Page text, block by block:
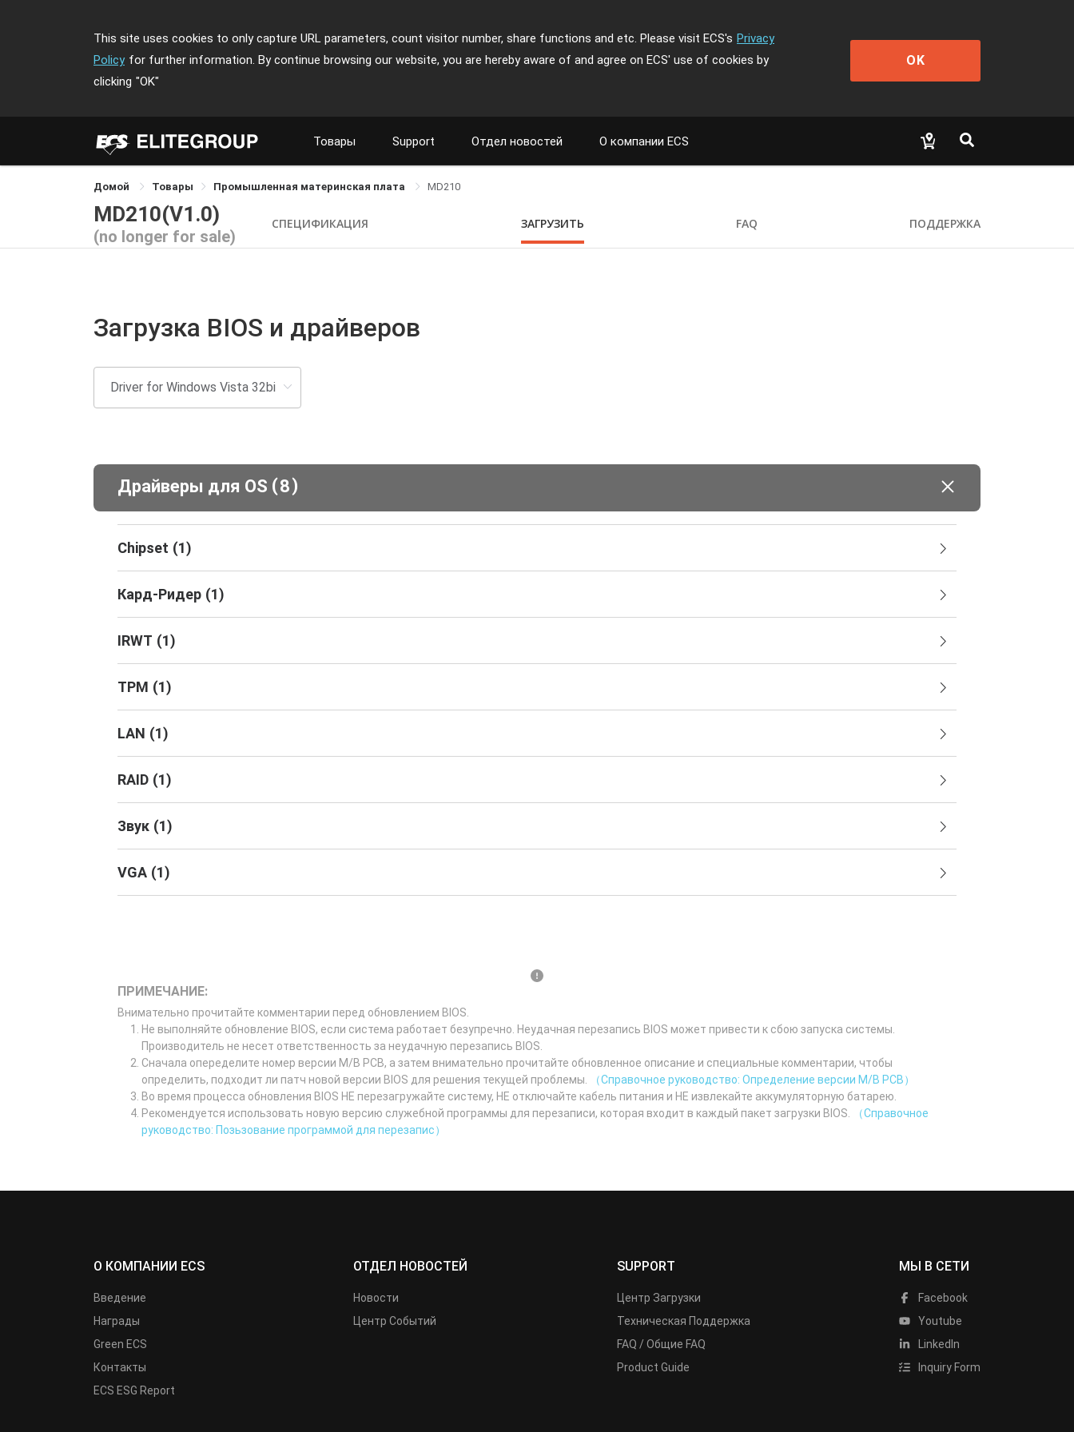
This site uses cookies to only capture URL parameters, count visitor number, share functions and etc. Please visit ECS's Privacy
Policy for further information. By continue browsing our website, you are hereby aware of and agree on ECS' use of cookies by
clicking "OK"
OK
Товары Support Отдел новостей О компании ECS
Домой Товары Промышленная материнская плата MD210
MD210(V1.0)
(no longer for sale)
СПЕЦИФИКАЦИЯ ЗАГРУЗИТЬ FAQ ПОДДЕРЖКА
Загрузка BIOS и драйверов
Драйверы для ОS (8)
Chipset (1)
Кард-Ридер (1)
IRWT (1)
TPM (1)
LAN (1)
RAID (1)
Звук (1)
VGA (1)
ПРИМЕЧАНИЕ:
Внимательно прочитайте комментарии перед обновлением BIOS.
Не выполняйте обновление BIOS, если система работает безупречно. Неудачная перезапись BIOS может привести к сбою запуска системы.
Производитель не несет ответственность за неудачную перезапись BIOS.
Сначала опеределите номер версии M/B PCB, а затем внимательно прочитайте обновленное описание и специальные комментарии, чтобы
определить, подходит ли патч новой версии BIOS для решения текущей проблемы.
（Справочное руководство: Определение версии M/B PCB）
Во время процесса обновления BIOS НЕ перезагружайте систему, НЕ отключайте кабель питания и НЕ извлекайте аккумуляторную батарею.
Рекомендуется использовать новую версию служебной программы для перезаписи, которая входит в каждый пакет загрузки BIOS.
（Справочное
руководство: Позьзование программой для перезапис）
О КОМПАНИИ ECS
Введение
Награды
Green ECS
Контакты
ECS ESG Report
ОТДЕЛ НОВОСТЕЙ
Новости
Центр Событий
SUPPORT
Центр Загрузки
Техническая Поддержка
FAQ / Общие FAQ
Product Guide
МЫ В СЕТИ
Facebook
Youtube
LinkedIn
Inquiry Form